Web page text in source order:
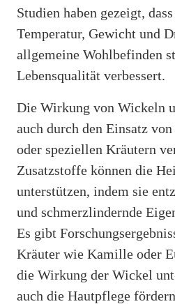
Studien haben gezeigt,
Temperatur, Gewicht und
allgemeine Wohlbefinden
Lebensqualität verbessert.
Die Wirkung von Wickeln
auch durch den Einsatz
oder speziellen Kräutern
Zusatzstoffe können die
unterstützen, indem sie
und schmerzlindernde
Es gibt
Kräuter wie Kamille oder
die Wirkung der Wickel
auch die Hautpflege